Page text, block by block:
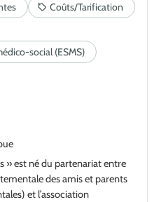
» est né du partenariat entre
des amis et parents
et l’association